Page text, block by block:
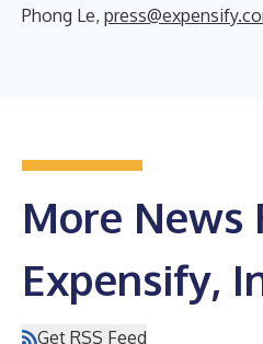
Phong Le,
More News
Expensify,
Get RSS Feed